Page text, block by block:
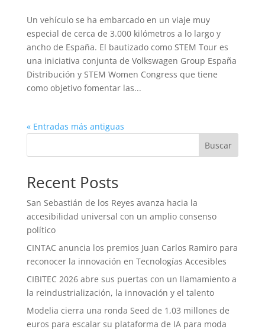
Un vehículo se ha embarcado en un viaje muy
especial de cerca de 3.000 kilómetros a lo largo y
ancho de España. El bautizado como STEM Tour es
una iniciativa conjunta de Volkswagen Group España
Distribución y STEM Women Congress que tiene
como objetivo fomentar las...
« Entradas más antiguas
Buscar
Recent Posts
San Sebastián de los Reyes avanza hacia la
accesibilidad universal con un amplio consenso
político
CINTAC anuncia los premios Juan Carlos Ramiro para
reconocer la innovación en Tecnologías Accesibles
CIBITEC 2026 abre sus puertas con un llamamiento a
la reindustrialización, la innovación y el talento
Modelia cierra una ronda Seed de 1,03 millones de
euros para escalar su plataforma de IA para moda